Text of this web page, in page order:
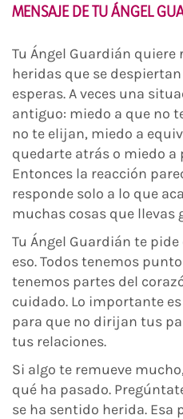
MENSAJE DE TU ÁNGEL
Tu Ángel Guardián quiere
heridas que se
esperas. A veces una
antiguo: miedo a que no
no te elijan, miedo a
quedarte atrás o miedo a
Entonces la reacción
responde solo a lo que
muchas cosas que llevas
Tu Ángel Guardián te
eso. Todos tenemos
tenemos partes del
cuidado. Lo importante
para que no dirijan tus
tus relaciones.
Si algo te remueve
qué ha pasado.
se ha sentido herida. Esa